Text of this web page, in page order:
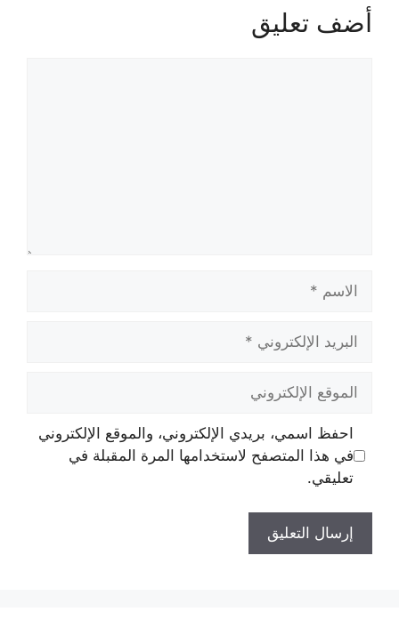
أضف تعليق
الاسم
البريد
الإلكتروني
الموقع
الإلكتروني
احفظ اسمي، بريدي الإلكتروني، والموقع الإلكتروني
في هذا المتصفح لاستخدامها المرة المقبلة في
تعليقي.